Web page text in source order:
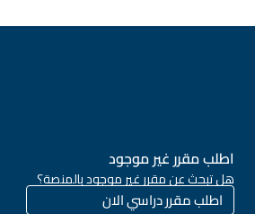
اطلب مقرر غير موجود
هل تبحث عن مقرر غير موجود بالمنصة؟
اطلب مقرر دراسي الان